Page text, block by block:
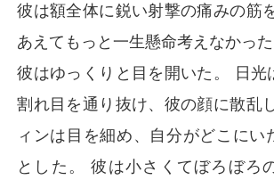
彼は額全体に鋭い射撃の痛みの筋
あえてもっと一生懸命考えなかった
彼はゆっくりと目を開いた。 日光
割れ目を通り抜け、彼の顔に散乱
ィンは目を細め、自分がどこにい
とした。 彼は小さくてぼろぼろ